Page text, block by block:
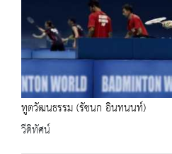
ทูตวัฒนธรรม (รัชนก อินทนนท์)
วีดิทัศน์